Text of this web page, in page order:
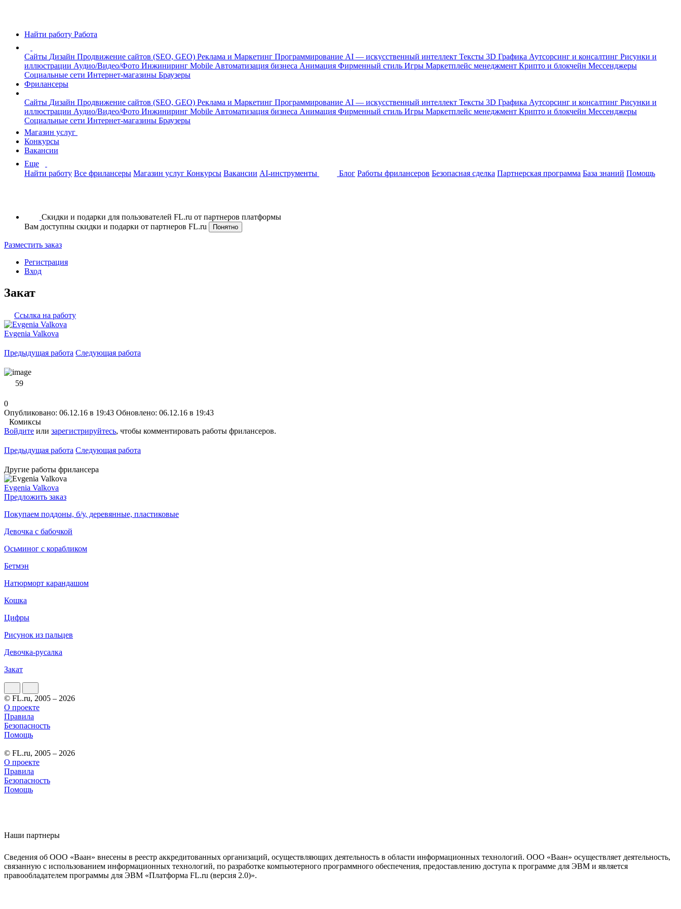
Найти работу Работа
Сайты Дизайн Продвижение сайтов (SEO, GEO) Реклама и Маркетинг Программирование AI — искусственный интеллект Тексты 3D Графика Аутсорсинг и консалтинг Рисунки и
иллюстрации Аудио/Видео/Фото Инжиниринг Mobile Автоматизация бизнеса Анимация Фирменный стиль Игры Маркетплейс менеджмент Крипто и блокчейн Мессенджеры
Социальные сети Интернет-магазины Браузеры
Фрилансеры
Сайты Дизайн Продвижение сайтов (SEO, GEO) Реклама и Маркетинг Программирование AI — искусственный интеллект Тексты 3D Графика Аутсорсинг и консалтинг Рисунки и
иллюстрации Аудио/Видео/Фото Инжиниринг Mobile Автоматизация бизнеса Анимация Фирменный стиль Игры Маркетплейс менеджмент Крипто и блокчейн Мессенджеры
Социальные сети Интернет-магазины Браузеры
Магазин услуг
Конкурсы
Вакансии
Еще
Найти работу Все фрилансеры Магазин услуг Конкурсы Вакансии AI-инструменты Блог Работы фрилансеров Безопасная сделка Партнерская программа База знаний Помощь
Скидки и подарки для пользователей FL.ru от партнеров платформы
Вам доступны скидки и подарки от партнеров FL.ru
Понятно
Разместить заказ
Регистрация
Вход
Закат
Ссылка на работу
Evgenia Valkova
Предыдущая работа Следующая работа
59
0
Опубликовано: 06.12.16 в 19:43 Обновлено: 06.12.16 в 19:43
Комиксы
Войдите или зарегистрируйтесь, чтобы комментировать работы фрилансеров.
Предыдущая работа Следующая работа
Другие работы фрилансера
Evgenia Valkova
Предложить заказ
Покупаем поддоны, б/у, деревянные, пластиковые
Девочка с бабочкой
Осьминог с корабликом
Бетмэн
Натюрморт карандашом
Кошка
Цифры
Рисунок из пальцев
Девочка-русалка
Закат
© FL.ru, 2005 – 2026
О проекте
Правила
Безопасность
Помощь
© FL.ru, 2005 – 2026
О проекте
Правила
Безопасность
Помощь
Наши партнеры
Сведения об ООО «Ваан» внесены в реестр аккредитованных организаций, осуществляющих деятельность в области информационных технологий. ООО «Ваан» осуществляет деятельность,
связанную с использованием информационных технологий, по разработке компьютерного программного обеспечения, предоставлению доступа к программе для ЭВМ и является
правообладателем программы для ЭВМ «Платформа FL.ru (версия 2.0)».